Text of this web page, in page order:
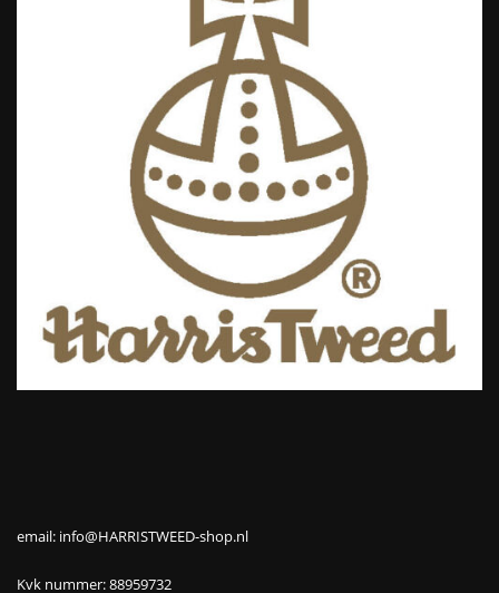
email: info@HARRISTWEED-shop.nl
Kvk nummer: 88959732